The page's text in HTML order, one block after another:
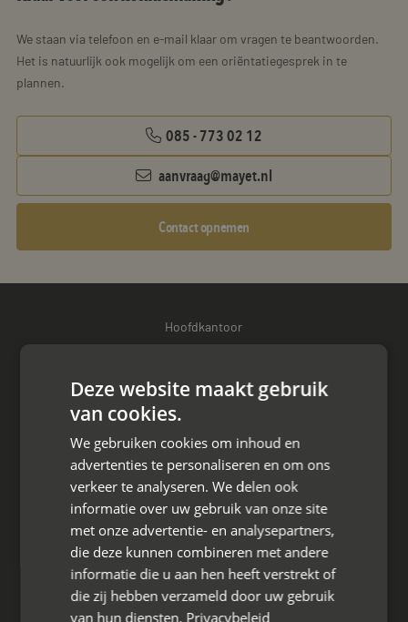
We staan via telefoon en e-mail klaar om vragen te beantwoorden.
Het is natuurlijk ook mogelijk om een oriëntatiegesprek in te
plannen.
085 - 773 02 12
aanvraag@mayet.nl
Contact opnemen
Hoofdkantoor
Den Berg 16A
085 - 773 02 12
aanvraag@mayet.nl
Wat we doen
Mediation bij scheiding
Deze website maakt gebruik
van cookies.
We gebruiken cookies om inhoud en
advertenties te personaliseren en om ons
verkeer te analyseren. We delen ook
informatie over uw gebruik van onze site
met onze advertentie- en analysepartners,
die deze kunnen combineren met andere
informatie die u aan hen heeft verstrekt of
die zij hebben verzameld door uw gebruik
van hun diensten. Privacybeleid